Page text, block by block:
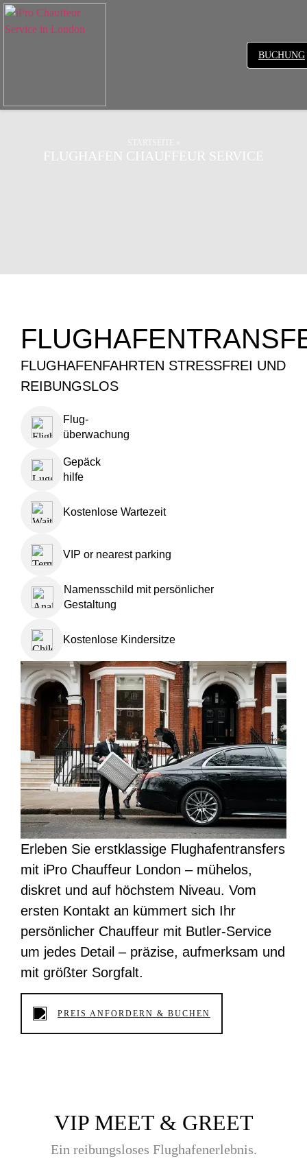
BUCHUNG
FLUGHAFEN CHAUFFEUR SERVICE
FLUGHAFENFAHRTEN STRESSFREI UND
REIBUNGSLOS
Flug-
überwachung
Gepäck
hilfe
Kostenlose Wartezeit
VIP or nearest parking
Namensschild mit persönlicher
Gestaltung
Kostenlose Kindersitze
Erleben Sie erstklassige Flughafentransfers
mit iPro Chauffeur London – mühelos,
diskret und auf höchstem Niveau. Vom
ersten Kontakt an kümmert sich Ihr
persönlicher Chauffeur mit Butler-Service
um jedes Detail – präzise, aufmerksam und
mit größter Sorgfalt.
PREIS ANFORDERN & BUCHEN
VIP MEET & GREET
Ein reibungsloses Flughafenerlebnis.